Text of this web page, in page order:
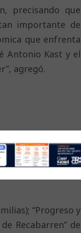
precisando que
importante de
que enfrenta
Antonio Kast y el
agregó.
“Progreso y
Recabarren” de